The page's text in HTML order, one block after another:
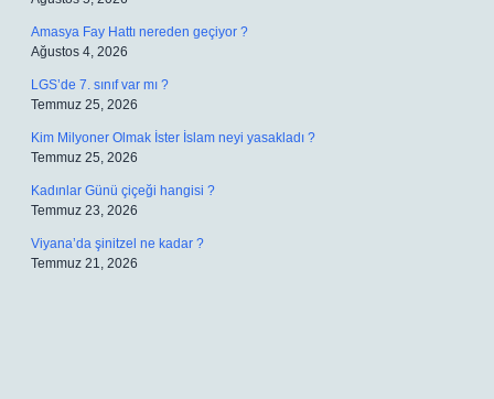
Amasya Fay Hattı nereden geçiyor ?
Ağustos 4, 2026
LGS’de 7. sınıf var mı ?
Temmuz 25, 2026
Kim Milyoner Olmak İster İslam neyi yasakladı ?
Temmuz 25, 2026
Kadınlar Günü çiçeği hangisi ?
Temmuz 23, 2026
Viyana’da şinitzel ne kadar ?
Temmuz 21, 2026